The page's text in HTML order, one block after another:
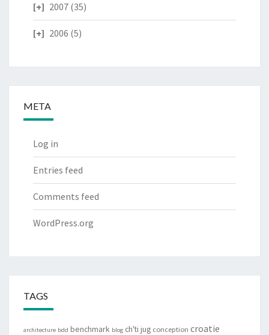
2007 (35)
2006 (5)
META
Log in
Entries feed
Comments feed
WordPress.org
TAGS
architecture bdd benchmark blog ch'ti jug conception croatie